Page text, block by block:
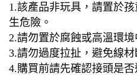
1.該產品非玩具，請置於
生危險。
2.請勿置於腐蝕或高溫環境
3.請勿過度拉扯，避免線材
4.購買前請先確認接頭是